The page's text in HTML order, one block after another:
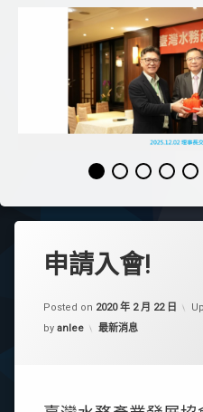
歷年獲獎名單
申請入會!
Posted on 2020 年 2 月 22 日
by anlee Categories:
最新消息